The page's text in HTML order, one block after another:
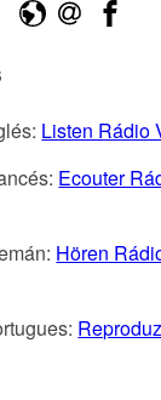
Listen Rádio
Ecouter
Hören